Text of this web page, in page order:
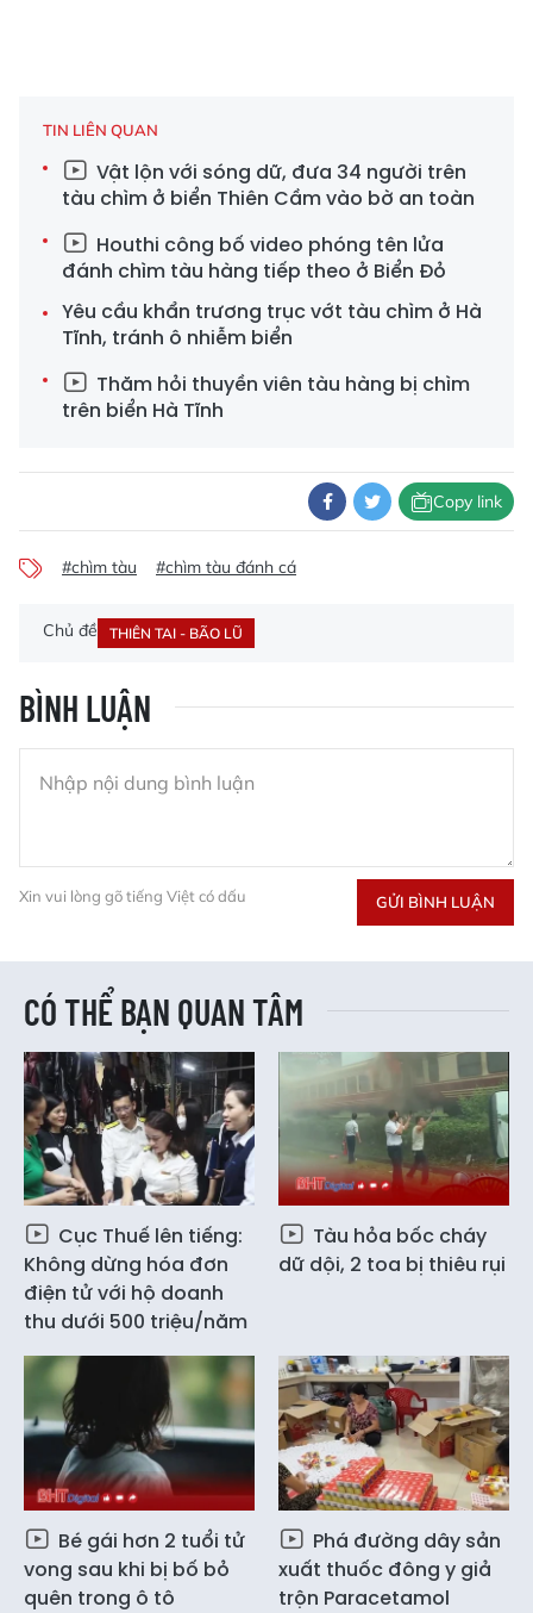
TIN LIÊN QUAN
Vật lộn với sóng dữ, đưa 34 người trên
tàu chìm ở biển Thiên Cầm vào bờ an toàn
Houthi công bố video phóng tên lửa
đánh chìm tàu hàng tiếp theo ở Biển Đỏ
Yêu cầu khẩn trương trục vớt tàu chìm ở Hà
Tĩnh, tránh ô nhiễm biển
Thăm hỏi thuyền viên tàu hàng bị chìm
trên biển Hà Tĩnh
Copy link
#chìm tàu #chìm tàu đánh cá
Chủ đề THIÊN TAI - BÃO LŨ
BÌNH LUẬN
Xin vui lòng gõ tiếng Việt có dấu GỬI BÌNH LUẬN
CÓ THỂ BẠN QUAN TÂM
Cục Thuế lên tiếng:
Không dừng hóa đơn
điện tử với hộ doanh
thu dưới 500 triệu/năm
Tàu hỏa bốc cháy
dữ dội, 2 toa bị thiêu rụi
Bé gái hơn 2 tuổi tử
vong sau khi bị bố bỏ
quên trong ô tô
Phá đường dây sản
xuất thuốc đông y giả
trộn Paracetamol